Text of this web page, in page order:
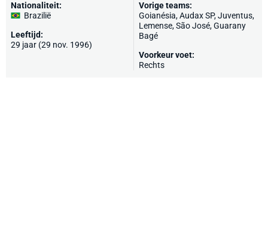
Nationaliteit:
Brazilië
Leeftijd:
29 jaar (29 nov. 1996)
Vorige teams:
Goianésia, Audax SP, Juventus,
Lemense, São José, Guarany
Bagé
Voorkeur voet:
Rechts